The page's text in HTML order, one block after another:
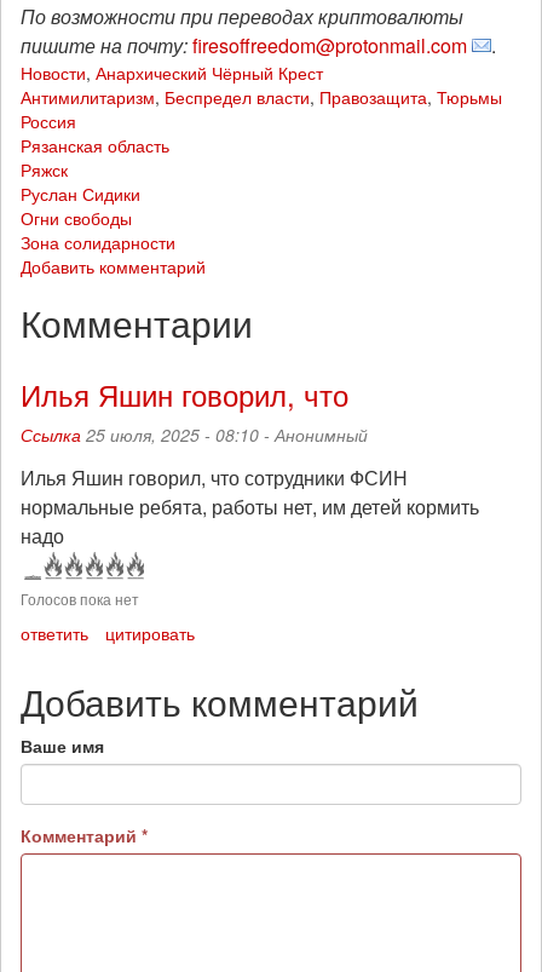
По возможности при переводах криптовалюты
пишите на почту:firesoffreedom@protonmail.com .
Новости, Анархический Чёрный Крест
Антимилитаризм, Беспредел власти, Правозащита, Тюрьмы
Россия
Рязанская область
Ряжск
Руслан Сидики
Огни свободы
Зона солидарности
Добавить комментарий
Комментарии
Илья Яшин говорил, что
Ссылка 25 июля, 2025 - 08:10 - Анонимный
Илья Яшин говорил, что сотрудники ФСИН
нормальные ребята, работы нет, им детей кормить
надо
Голосов пока нет
ответить цитировать
Добавить комментарий
Ваше имя
Комментарий *